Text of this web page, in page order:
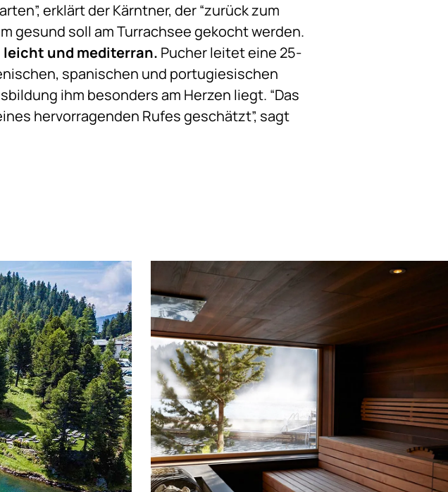
erklärt der Kärntner, der “zurück zum
gesund soll am Turrachsee gekocht werden.
leicht und mediterran. Pucher leitet eine 25-
spanischen und portugiesischen
ihm besonders am Herzen liegt. “Das
hervorragenden Rufes geschätzt”, sagt